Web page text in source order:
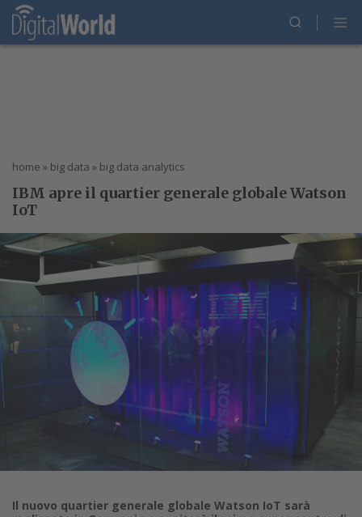
home » big data » big data analytics
IBM apre il quartier generale globale Watson
IoT
Il nuovo quartier generale globale Watson IoT sarà